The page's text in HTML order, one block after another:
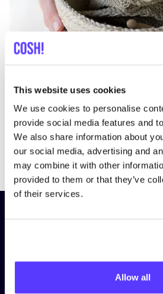
This website uses cookies
We use cookies to personalise
provide social media features and
We also share information about
our social media, advertising and
may combine it with other
provided to them or that they’ve
of their services.
Allow all
Schrijf je in op onze
Voornaam*